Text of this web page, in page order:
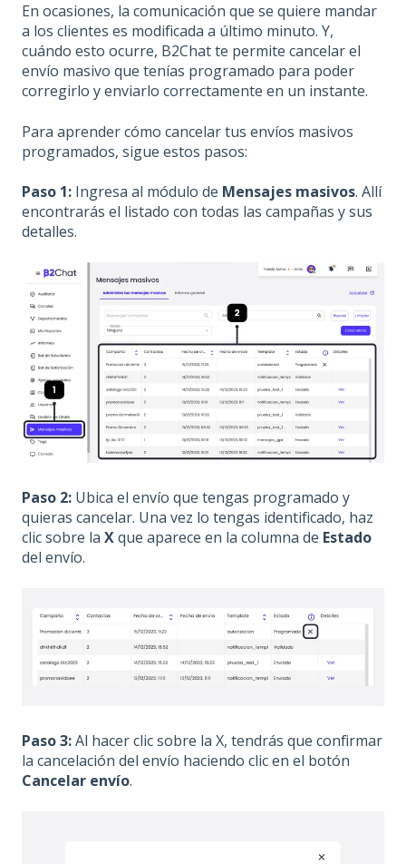
En ocasiones, la comunicación que se quiere mandar
a los clientes es modificada a último minuto. Y,
cuándo esto ocurre, B2Chat te permite cancelar el
envío masivo que tenías programado para poder
corregirlo y enviarlo correctamente en un instante.
Para aprender cómo cancelar tus envíos masivos
programados, sigue estos pasos:
Paso 1: Ingresa al módulo de Mensajes masivos. Allí
encontrarás el listado con todas las campañas y sus
detalles.
Paso 2: Ubica el envío que tengas programado y
quieras cancelar. Una vez lo tengas identificado, haz
clic sobre la Xque aparece en la columna de Estado
del envío.
Paso 3:Al hacer clic sobre la X, tendrás que confirmar
la cancelación del envío haciendo clic en el botón
Cancelar envío.